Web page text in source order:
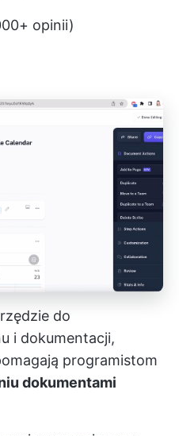
opinii)
do
i dokumentacji,
programistom
dokumentami